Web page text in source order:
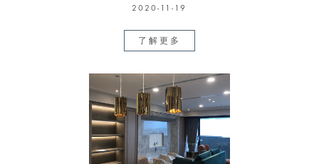
2020-11-19
了解更多